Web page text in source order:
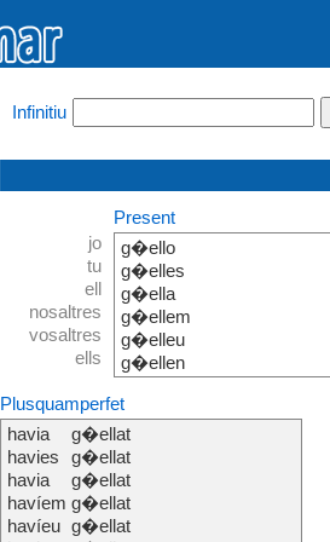
Infinitiu
jo
tu
ell
nosaltres
vosaltres
ells
Present
g�ello
g�elles
g�ella
g�ellem
g�elleu
g�ellen
Plusquamperfet
havia
havies
havia
havíem
havíeu
g�ellat
g�ellat
g�ellat
g�ellat
g�ellat